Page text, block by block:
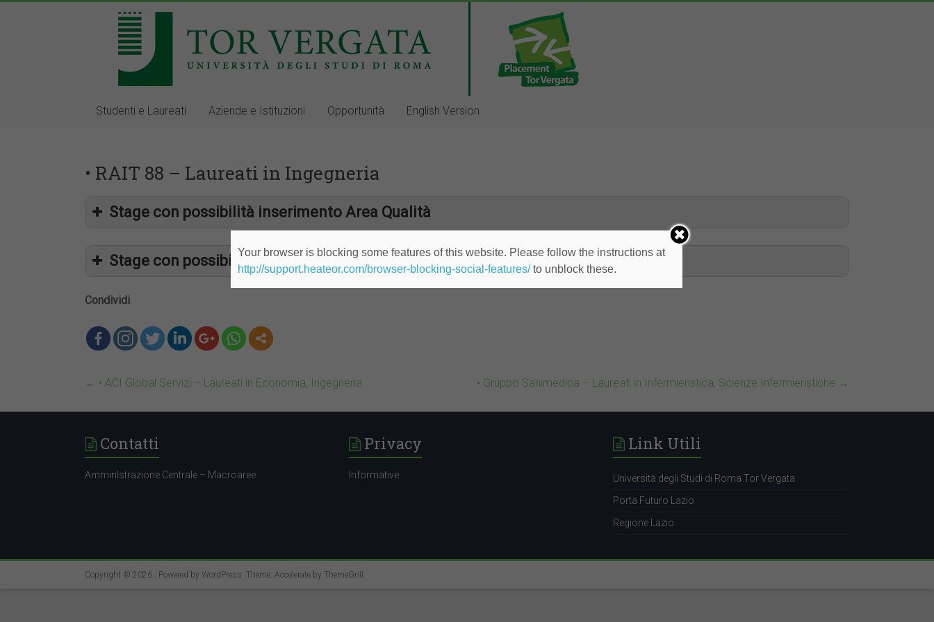
Studenti e Laureati Aziende e Istituzioni Opportunità English Version
• RAIT 88 – Laureati in Ingegneria
Stage con possibilità inserimento Area Qualità
Stage con possibilità inserimento Area Ingegneria
Condividi
← • ACI Global Servizi – Laureati in Economia, Ingegneria • Gruppo Sanimedica – Laureati in Infermieristica, Scienze Infermieristiche →
Contatti
AmminIstrazione Centrale – Macroaree
Privacy
Informative
Link Utili
Università degli Studi di Roma Tor Vergata
Porta Futuro Lazio
Regione Lazio
Copyright © 2026 . Powered by WordPress. Theme: Accelerate by ThemeGrill .
Your browser is blocking some features of this website. Please follow the instructions at
http://support.heateor.com/browser-blocking-social-features/to unblock these.